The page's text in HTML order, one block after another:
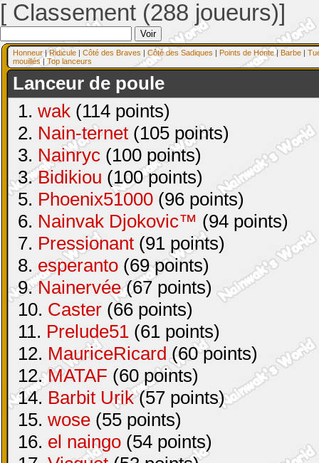
[ Classement (288 joueurs)]
Honneur|Ridicule | Côté des Braves | Côté des Sadiques | Points de Honte| Barbe |
mouillés| Top lanceurs
Lanceur de poule
1. wak (114 points)
2. Nain-ternet (105 points)
3. Nainryc (100 points)
3.Bidikiou (100 points)
5. Phoenix51000 (96 points)
6. Nainvak Djokovic™ (94 points)
7. Pressionant (91 points)
8. esperanto (69 points)
9.Nainervée(67 points)
10. Caster (66 points)
11. Prelude51 (61 points)
12. MauriceRicard(60 points)
12.MATAF (60 points)
14. Barbit Urik(57 points)
15. wose (55 points)
16. el naingo (54 points)